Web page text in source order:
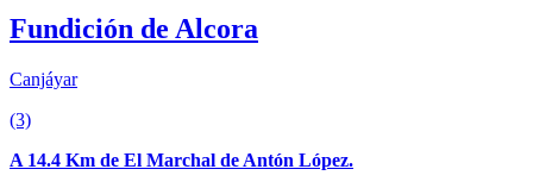
Fundición de Alcora
Canjáyar
(3)
A 14.4 Km de El Marchal de Antón López.